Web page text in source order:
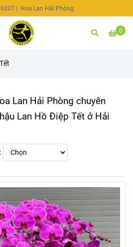
| Hoa Lan Hải Phòng
0
Lan Hải Phòng chuyên
Lan Hồ Điệp Tết ở Hải